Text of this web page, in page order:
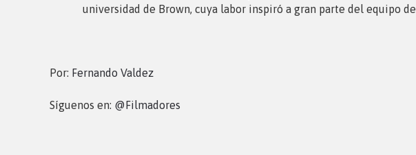
universidad de Brown, cuya labor inspiró a gran parte del equipo de
Por: Fernando Valdez
Síguenos en: @Filmadores